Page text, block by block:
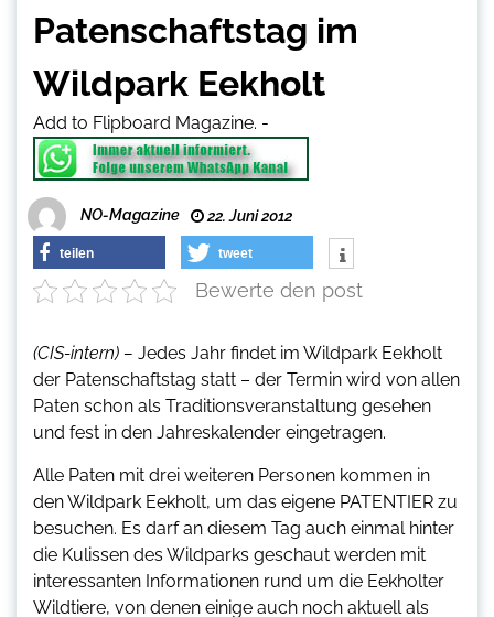
Patenschaftstag im
Wildpark Eekholt
Add to Flipboard Magazine. -
NO-Magazine 22. Juni 2012
teilen tweet
Bewerte den post
(CIS-intern) – Jedes Jahr findet im Wildpark Eekholt
der Patenschaftstag statt – der Termin wird von allen
Paten schon als Traditionsveranstaltung gesehen
und fest in den Jahreskalender eingetragen.
Alle Paten mit drei weiteren Personen kommen in
den Wildpark Eekholt, um das eigene PATENTIER zu
besuchen. Es darf an diesem Tag auch einmal hinter
die Kulissen des Wildparks geschaut werden mit
interessanten Informationen rund um die Eekholter
Wildtiere, von denen einige auch noch aktuell als